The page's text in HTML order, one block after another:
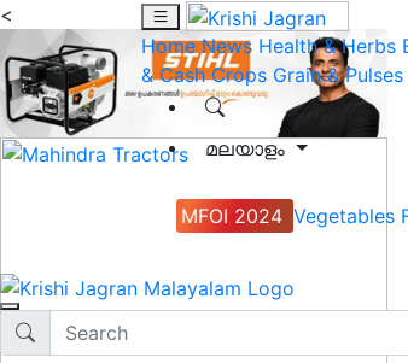
<
Home News Health & Herbs
& Cash Crops Grain & Pulses
മലയാളം
MFOI 2024 Vegetables